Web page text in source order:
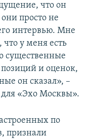
что он
просто не
интервью. Мне
что у меня есть
существенные
и оценок,
он сказал», –
«Эхо Москвы».
по
признали